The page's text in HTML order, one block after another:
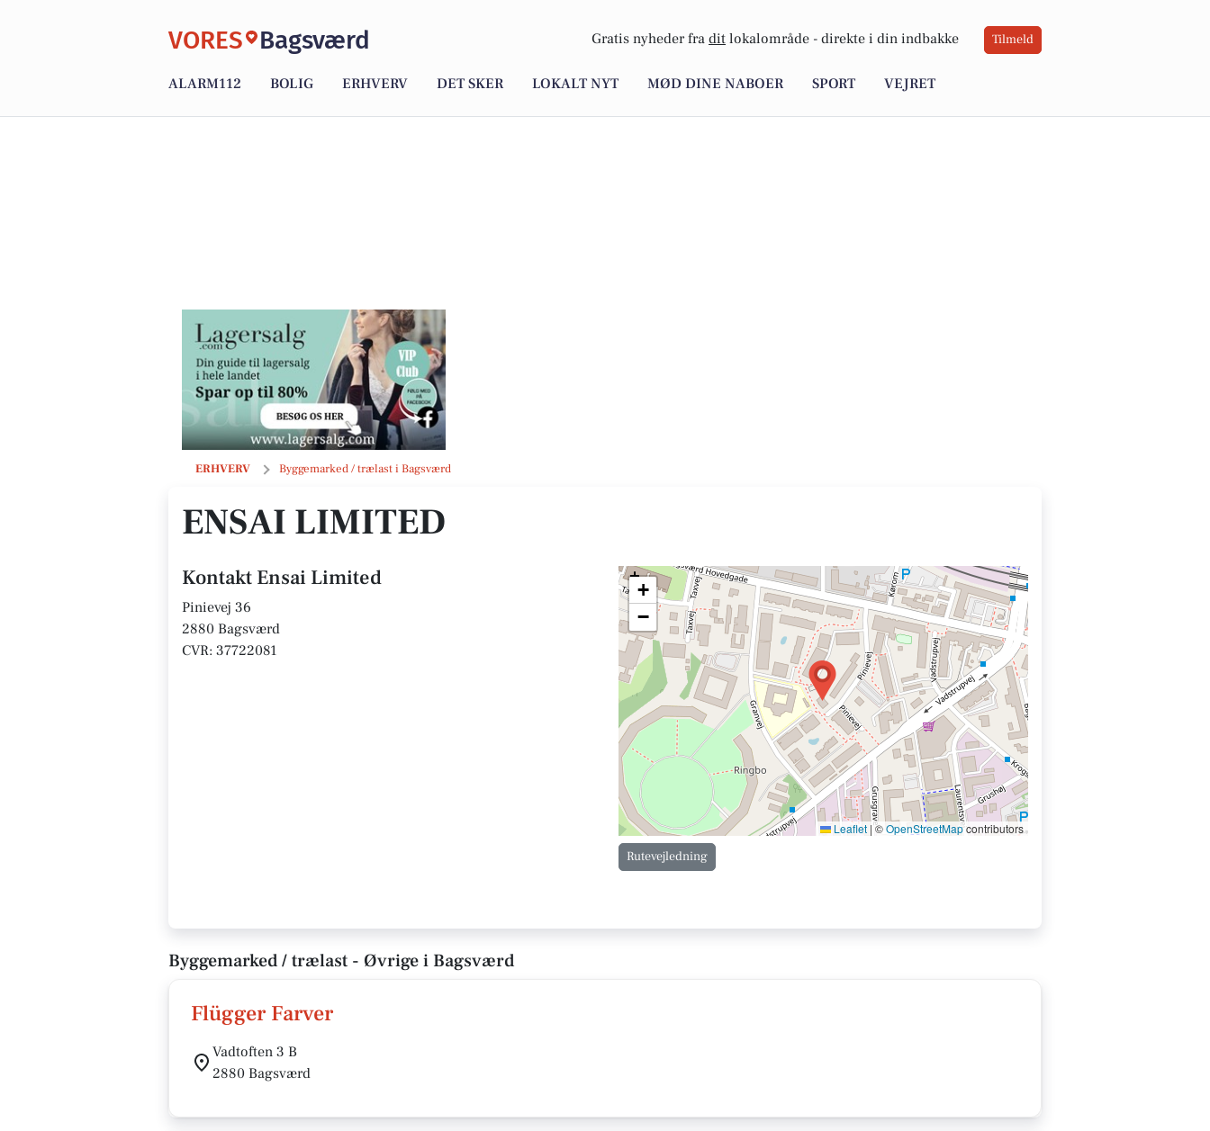
VORES Bagsværd Gratis nyheder fra dit lokalområde - direkte i din indbakke Tilmeld
ALARM112 BOLIG ERHVERV DET SKER LOKALT NYT MØD DINE NABOER SPORT VEJRET
ERHVERV Byggemarked / trælast i Bagsværd
Ensai Limited
ENSAI LIMITED
Kontakt Ensai Limited
Pinievej 36
2880 Bagsværd
CVR: 37722081
+
−
Leaflet |©OpenStreetMapcontributors
Rutevejledning
Byggemarked / trælast - Øvrige i Bagsværd
Flügger Farver
Vadtoften 3 B
2880 Bagsværd